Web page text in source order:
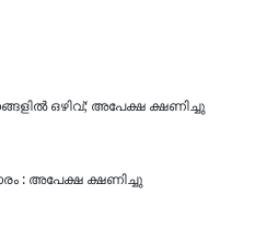
ഒഴിവ്; അപേക്ഷ ക്ഷണിച്ചു
: അപേക്ഷ ക്ഷണിച്ചു